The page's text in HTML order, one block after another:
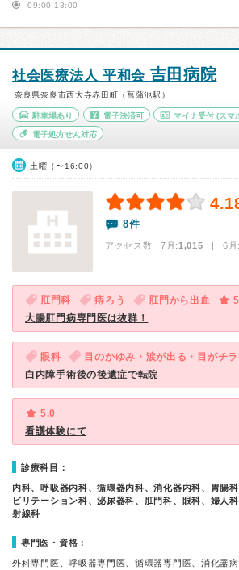
09:00-13:00
社会医療法人 平和会 吉田病院
奈良県奈良市西大寺赤田町（菖蒲池駅）
駐車場あり 電子決済可 マイナ受付 (スマ
電子処方せん対応
土曜（〜16:00）
8件
アクセス数 7月:1,015 | 6月
肛門科 痔ろう 肛門から出血
大腸肛門病専門医は抜群！
眼科 目のかゆみ・涙が出る・目がチ
白内障手術後の後遺症で転院
5.0
看護体験にて
診療科目：
内科、呼吸器内科、循環器内科、消化器内科、胃腸
ビリテーション科、泌尿器科、肛門科、眼科、婦人
射線科
専門医・資格：
外科専門医、呼吸器専門医、循環器専門医、消化器